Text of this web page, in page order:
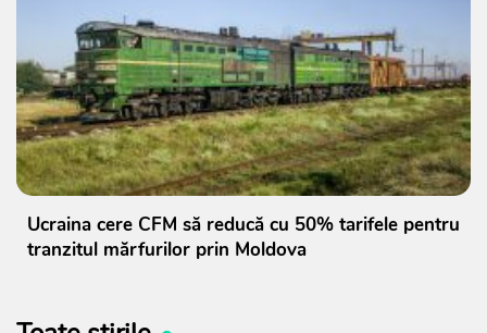
Ucraina cere CFM să reducă cu 50% tarifele pentru
tranzitul mărfurilor prin Moldova